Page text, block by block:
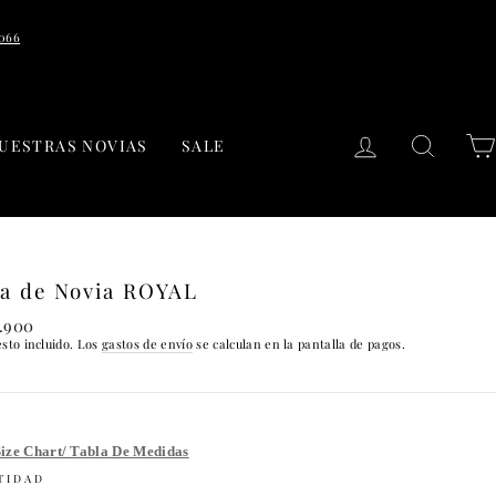
NOVIAS SALE INGRESAR
de Novia ROYAL
incluido. Losgastos de envíose calculan en la pantalla de pagos.
Chart/ Tabla De Medidas